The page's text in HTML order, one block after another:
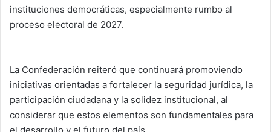
instituciones democráticas, especialmente rumbo al
proceso electoral de 2027.
La Confederación reiteró que continuará promoviendo
iniciativas orientadas a fortalecer la seguridad jurídica, la
participación ciudadana y la solidez institucional, al
considerar que estos elementos son fundamentales para